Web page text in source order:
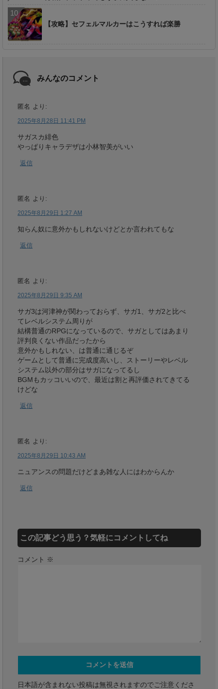
【攻略】セフェルマルカーはこうすれば楽勝
みんなのコメント
匿名 より:
2025年8月28日 11:41 PM
サガスカ緋色
やっぱりキャラデザは小林智美がいい
返信
匿名 より:
2025年8月29日 1:27 AM
知らん奴に意外かもしれないけどとか言われてもな
返信
匿名 より:
2025年8月29日 9:35 AM
サガ3は河津神が関わっておらず、サガ1、サガ2と比べ
てレベルシステム周りが
結構普通のRPGになっているので、サガとしてはあまり
評判良くない作品だったから
意外かもしれない、は普通に通じるぞ
ゲームとして普通に完成度高いし、ストーリーやレベル
システム以外の部分はサガになってるし
BGMもカッコいいので、最近は割と再評価されてきてる
けどな
返信
匿名 より:
2025年8月29日 10:43 AM
ニュアンスの問題だけどまあ雑な人にはわからんか
返信
この記事どう思う？気軽にコメントしてね
コメント ※
日本語が含まれない投稿は無視されますのでご注意くださ